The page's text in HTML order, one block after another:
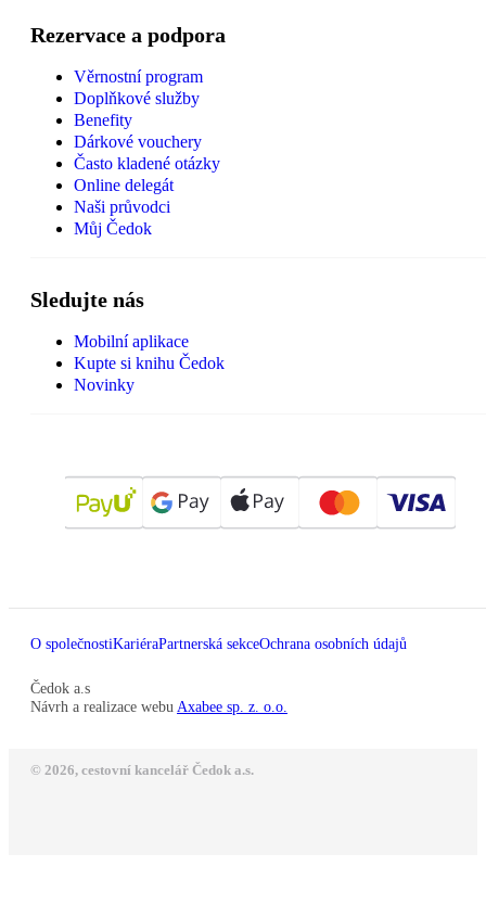
Rezervace a podpora
Věrnostní program
Doplňkové služby
Benefity
Dárkové vouchery
Často kladené otázky
Online delegát
Naši průvodci
Můj Čedok
Sledujte nás
Mobilní aplikace
Kupte si knihu Čedok
Novinky
O společnostiKariéraPartnerská sekceOchrana osobních údajů
Čedok a.s
Návrh a realizace webu Axabee sp. z. o.o.
© 2026, cestovní kancelář Čedok a.s.